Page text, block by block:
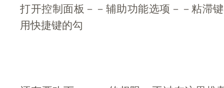
打开控制面板－－辅助功能选项－－粘滞
用快捷键的勾